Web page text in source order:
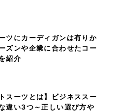
ツにカーディガンは有りか
ズンや企業に合わせたコー
紹介
スーツとは】ビジネススー
違い3つ～正しい選び方や